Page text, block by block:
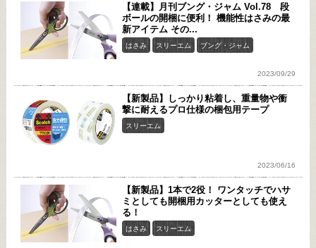
【連載】月刊ブング・ジャム Vol.78 段
ボールの開梱に便利！ 機能性はさみの最
新アイテム その...
はさみ スリーエム ブング・ジャム
2023/09/29
【新製品】しっかり粘着し、重量物や衝
撃に耐えるプロ仕様の梱包用テープ
スリーエム
2023/06/16
【新製品】1本で2役！ ワンタッチでハサ
ミとしても開梱用カッターとしても使え
る！
はさみ スリーエム